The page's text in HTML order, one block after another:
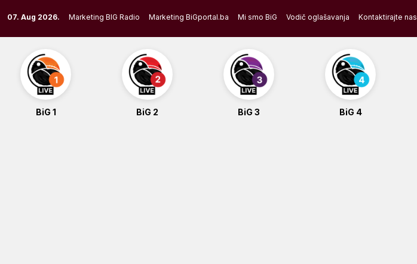
to
content
07. Aug 2026. Marketing BIG Radio Marketing BiGportal.ba Mi smo BiG Vodič oglašavanja Kontaktirajte nas
BiG 1 BiG 2 BiG 3 BiG 4